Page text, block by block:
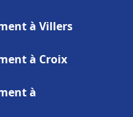
à Villers
à Croix
à